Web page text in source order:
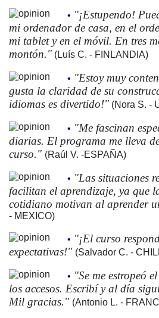
• "¡Estupendo!
mi ordenador de casa, en el
mi tablet y en el móvil. En tres
montón." (Luís C. - FINLANDIA)
• "Estoy muy
gusta la claridad de su
idiomas es divertido!" (Nora S. -
• "Me fascinan
diarias. El programa me lleva
curso." (Raúl V. -ESPAÑA)
• "Las situaciones
facilitan el aprendizaje, ya que
cotidiano motivan al aprender
- MEXICO)
• "¡El curso
expectativas!" (Salvador C. -
• "Se me estropeó
los accesos. Escribí y al día
Mil gracias." (Antonio L. -